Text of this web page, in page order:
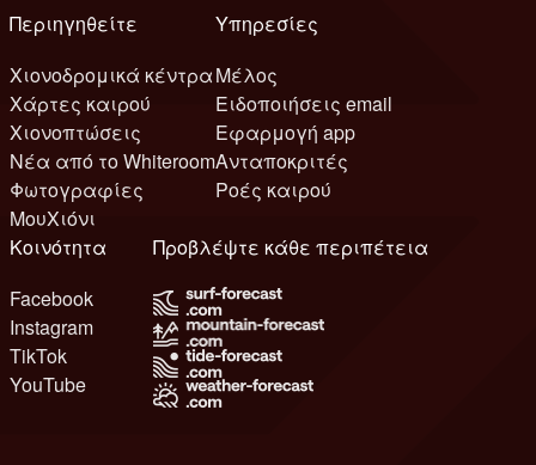
Περιηγηθείτε
Χιονοδρομικά κέντρα
Χάρτες καιρού
Χιονοπτώσεις
Νέα από το Whiteroom
Φωτογραφίες
ΜουΧιόνι
Υπηρεσίες
Μέλος
Ειδοποιήσεις email
Εφαρμογή app
Ανταποκριτές
Ροές καιρού
Κοινότητα
Facebook
Instagram
TikTok
YouTube
Προβλέψτε κάθε περιπέτεια